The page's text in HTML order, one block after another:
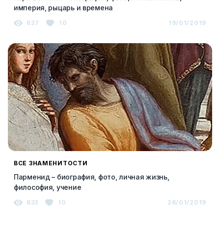
империя, рыцарь и времена
627 10 19/01/2019
ВСЕ ЗНАМЕНИТОСТИ
Парменид – биография, фото, личная жизнь,
философия, учение
633 10 26/01/2019